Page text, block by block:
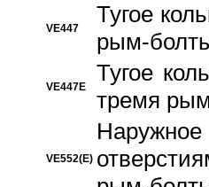
VE447
Тугое
рым-
VE447E
Тугое
тремя
VE552(E)